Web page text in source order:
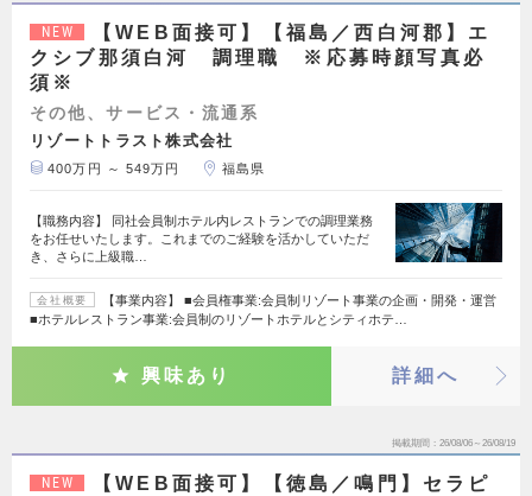
NEW
【WEB面接可】【福島／西白河郡】エ
クシブ那須白河 調理職 ※応募時顔写真必
須※
その他、サービス・流通系
リゾートトラスト株式会社
400万円 ～ 549万円 福島県
【職務内容】 同社会員制ホテル内レストランでの調理業務
をお任せいたします。これまでのご経験を活かしていただ
き、さらに上級職…
会社概要
【事業内容】 ■会員権事業:会員制リゾート事業の企画・開発・運営
■ホテルレストラン事業:会員制のリゾートホテルとシティホテ…
興味あり 詳細へ
掲載期間 26/08/06～26/08/19
NEW
【WEB面接可】【徳島／鳴門】セラピ